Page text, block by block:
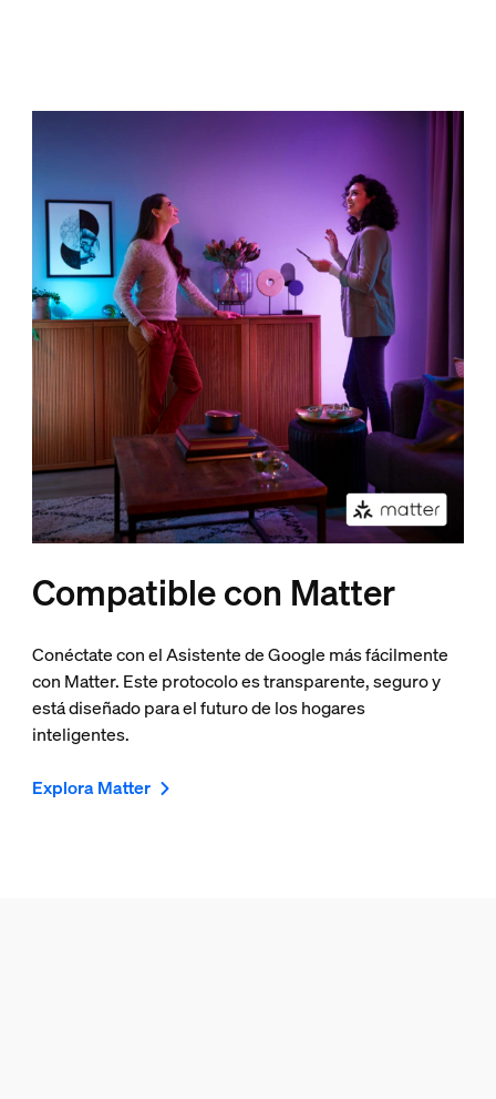
Compatible con Matter
Conéctate con el Asistente de Google más fácilmente
con Matter. Este protocolo es transparente, seguro y
está diseñado para el futuro de los hogares
inteligentes.
Explora Matter